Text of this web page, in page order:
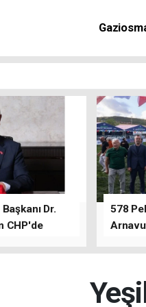
Dr.
CHP'de
578